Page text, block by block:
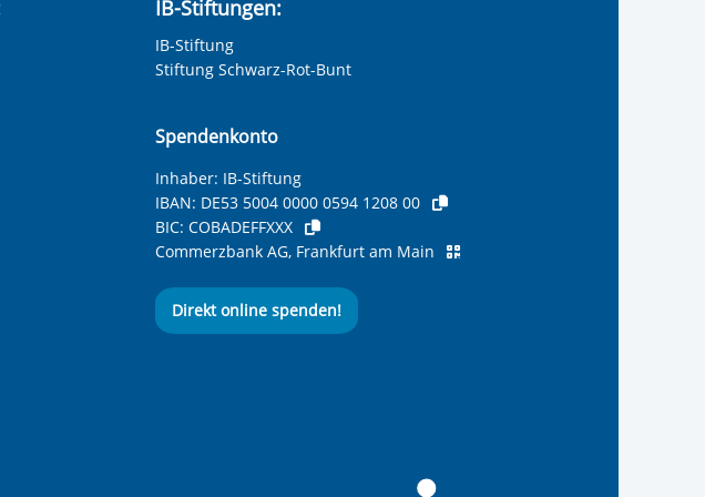
IB-Stiftungen:
IB-Stiftung
Stiftung Schwarz-Rot-Bunt
Spendenkonto
Inhaber: IB-Stiftung
IBAN: DE53 5004 0000 0594 1208 00
BIC: COBADEFFXXX
Commerzbank AG, Frankfurt am Main
Direkt online spenden!
Internationalen Bund
des Internationalen Bund
des Internationalen Bund
Seite des Internationalen
Seite des Internationalen
Seite des Internationalen
Seite des